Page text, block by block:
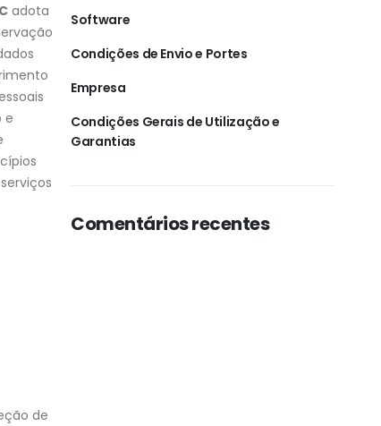
adota
e
de
Software
Condições de Envio e Portes
Empresa
Condições Gerais de Utilização e
Garantias
Comentários recentes